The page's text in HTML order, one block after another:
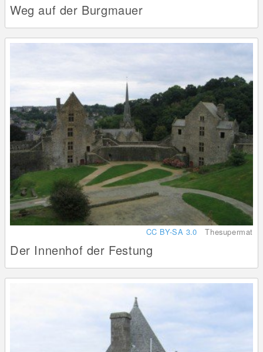
Weg auf der Burgmauer
CC BY-SA 3.0 Thesupermat
Der Innenhof der Festung